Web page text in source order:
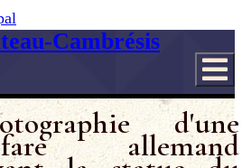
Cambrésis
d'une
allemand